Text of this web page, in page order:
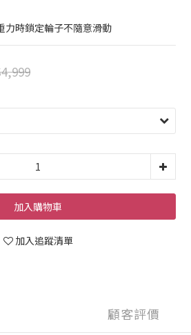
力時鎖定輪子不隨意滑動
加入購物車
加入追蹤清單
顧客評價